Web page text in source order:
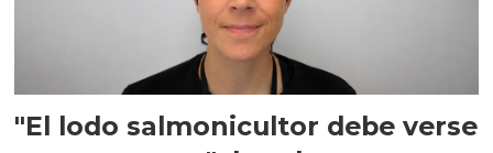
"El lodo salmonicultor debe verse